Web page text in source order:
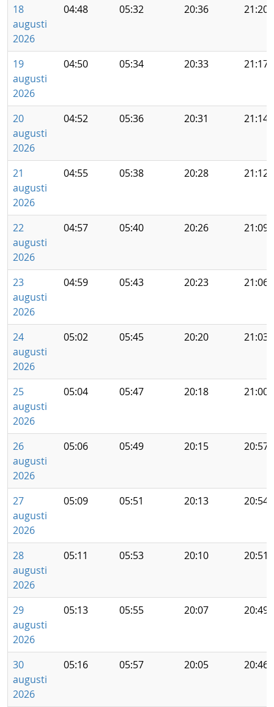
18
augusti
2026
04:48 05:32 20:36 21:20
19
augusti
2026
04:50 05:34 20:33 21:17
20
augusti
2026
04:52 05:36 20:31 21:14
21
augusti
2026
04:55 05:38 20:28 21:12
22
augusti
2026
04:57 05:40 20:26 21:09
23
augusti
2026
04:59 05:43 20:23 21:06
24
augusti
2026
05:02 05:45 20:20 21:03
25
augusti
2026
05:04 05:47 20:18 21:00
26
augusti
2026
05:06 05:49 20:15 20:57
27
augusti
2026
05:09 05:51 20:13 20:54
28
augusti
2026
05:11 05:53 20:10 20:51
29
augusti
2026
05:13 05:55 20:07 20:49
30
augusti
2026
05:16 05:57 20:05 20:46